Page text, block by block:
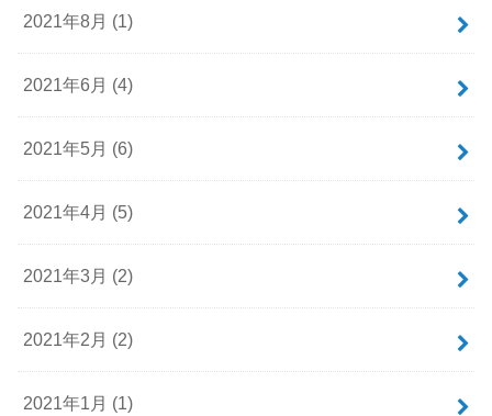
2021年8月 (1)
2021年6月 (4)
2021年5月 (6)
2021年4月 (5)
2021年3月 (2)
2021年2月 (2)
2021年1月 (1)